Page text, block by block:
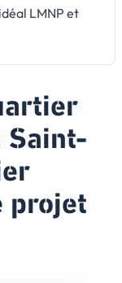
LMNP et
Saint-
projet